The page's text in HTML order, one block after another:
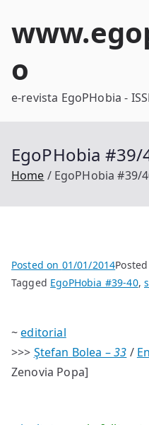
o
e-revista EgoPHobia -
EgoPHobia #39/
Home EgoPHobia #39/
Posted on 01/01/2014
Tagged EgoPHobia #39-40,
~editorial
>>> Ştefan Bolea –33 /
Zenovia Popa]